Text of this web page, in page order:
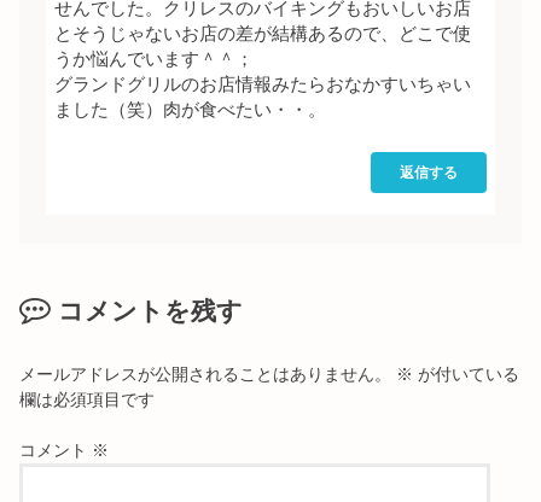
せんでした。クリレスのバイキングもおいしいお店
とそうじゃないお店の差が結構あるので、どこで使
うか悩んでいます＾＾；
グランドグリルのお店情報みたらおなかすいちゃい
ました（笑）肉が食べたい・・。
返信する
コメントを残す
メールアドレスが公開されることはありません。 ※ が付いている
欄は必須項目です
コメント ※